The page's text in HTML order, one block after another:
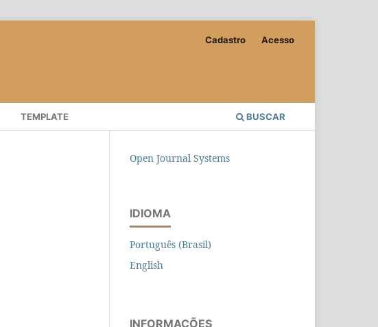
TEMPLATE BUSCAR
Cadastro Acesso
Open Journal Systems
IDIOMA
Português (Brasil)
English
INFORMAÇÕES